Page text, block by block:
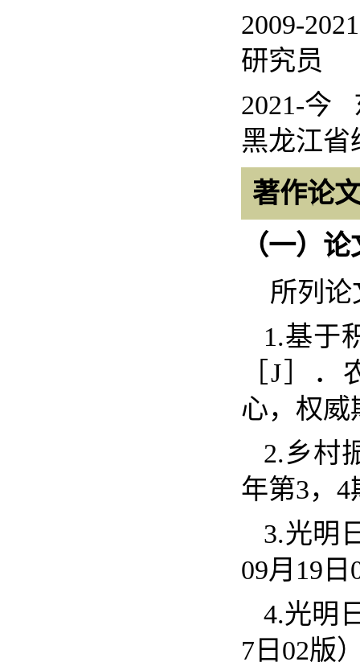
2009-
研究员
2021-今
黑龙江
著作论
（一） 论
所列
1.基于
［J ］．
心，
2.乡村
年第3， 4
3.光明
09月 19 日
4.光明
7 日 02版